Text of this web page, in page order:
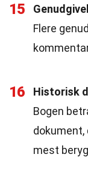
15
Flere
16
Historisk
Bogen
dokument,
mest